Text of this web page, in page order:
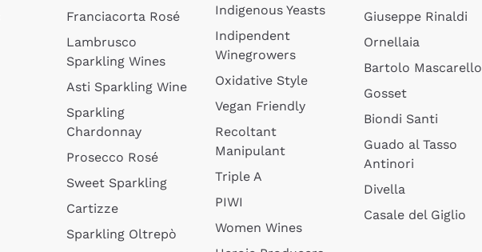
Franciacorta Rosé
Lambrusco
Sparkling Wines
Asti Sparkling Wine
Sparkling
Chardonnay
Prosecco Rosé
Sweet Sparkling
Cartizze
Sparkling Oltrepò
Indigenous Yeasts
Indipendent
Winegrowers
Oxidative Style
Vegan Friendly
Recoltant
Manipulant
Triple A
PIWI
Women Wines
Giuseppe Rinaldi
Ornellaia
Bartolo Mascarello
Gosset
Biondi Santi
Guado al Tasso
Antinori
Divella
Casale del Giglio